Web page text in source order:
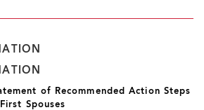
of Recommended Action Steps
Spouses